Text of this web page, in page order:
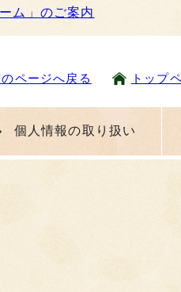
ム」のご案内
ページへ戻る トップ
個人情報の取り扱い